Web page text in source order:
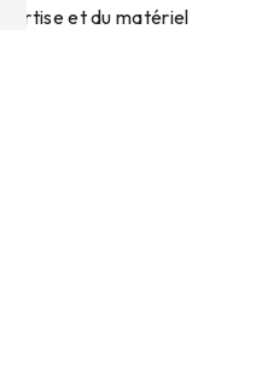
et du matériel